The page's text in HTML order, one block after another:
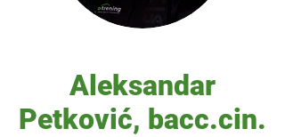
Aleksandar
Petković, bacc.cin.